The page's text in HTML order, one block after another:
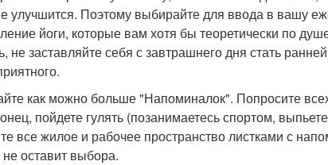
улучшится. Поэтому выбирайте для ввода в вашу
йоги, которые вам хотя бы теоретически по
не заставляйте себя с завтрашнего дня стать
как можно больше "Напоминалок". Попросите
пойдете гулять (позанимаетесь спортом,
все жилое и рабочее пространство листками с
оставит выбора.